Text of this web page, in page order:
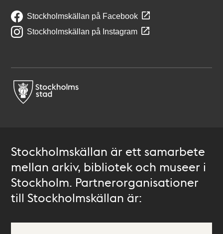
Stockholmskällan på Facebook
Stockholmskällan på Instagram
Stockholmskällan är ett samarbete
mellan arkiv, bibliotek och museer i
Stockholm. Partnerorganisationer
till Stockholmskällan är: